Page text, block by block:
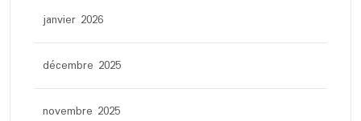
janvier 2026
décembre 2025
novembre 2025